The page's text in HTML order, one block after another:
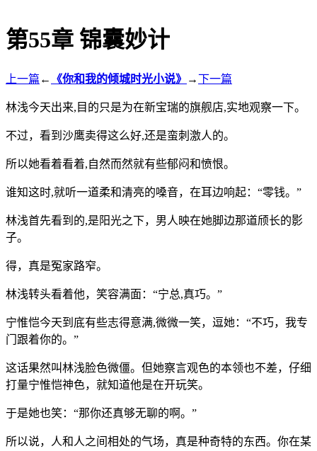
第55章 锦囊妙计
上一篇 ← 《你和我的倾城时光小说》 →下一篇
林浅今天出来,目的只是为在新宝瑞的旗舰店,实地观察一下。
不过，看到沙鹰卖得这么好,还是蛮刺激人的。
所以她看着看着,自然而然就有些郁闷和愤恨。
谁知这时,就听一道柔和清亮的嗓音，在耳边响起：“零钱。”
林浅首先看到的,是阳光之下，男人映在她脚边那道颀长的影
子。
得，真是冤家路窄。
林浅转头看着他，笑容满面：“宁总,真巧。”
宁惟恺今天到底有些志得意满,微微一笑，逗她：“不巧，我专
门跟着你的。”
这话果然叫林浅脸色微僵。但她察言观色的本领也不差，仔细
打量宁惟恺神色，就知道他是在开玩笑。
于是她也笑：“那你还真够无聊的啊。”
所以说，人和人之间相处的气场，真是种奇特的东西。你在某